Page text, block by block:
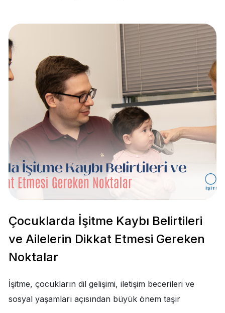
Çocuklarda İşitme Kaybı Belirtileri
ve Ailelerin Dikkat Etmesi Gereken
Noktalar
İşitme, çocukların dil gelişimi, iletişim becerileri ve
sosyal yaşamları açısından büyük önem taşır